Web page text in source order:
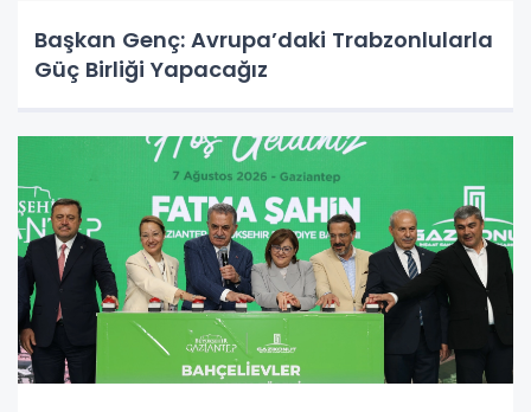
Başkan Genç: Avrupa’daki Trabzonlularla
Güç Birliği Yapacağız